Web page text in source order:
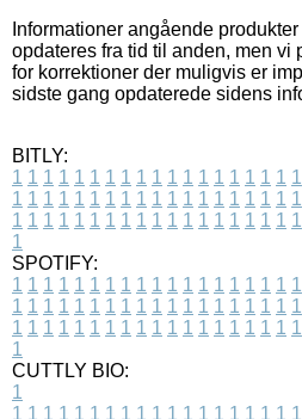
Informationer angående
opdateres fra tid til anden, men vi
for korrektioner der muligvis er
sidste gang opdaterede sidens
BITLY:
1 1 1 1 1 1 1 1 1 1 1 1 1 1 1 1 1 1 1
1 1 1 1 1 1 1 1 1 1 1 1 1 1 1 1 1 1 1
1 1 1 1 1 1 1 1 1 1 1 1 1 1 1 1 1 1 1
1
SPOTIFY:
1 1 1 1 1 1 1 1 1 1 1 1 1 1 1 1 1 1 1
1 1 1 1 1 1 1 1 1 1 1 1 1 1 1 1 1 1 1
1 1 1 1 1 1 1 1 1 1 1 1 1 1 1 1 1 1 1
1
CUTTLY BIO:
1
1 1 1 1 1 1 1 1 1 1 1 1 1 1 1 1 1 1 1